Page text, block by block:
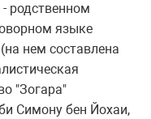
pодственном
языке
нем составлена
"Зогаpа"
Симону бен Йохаи,